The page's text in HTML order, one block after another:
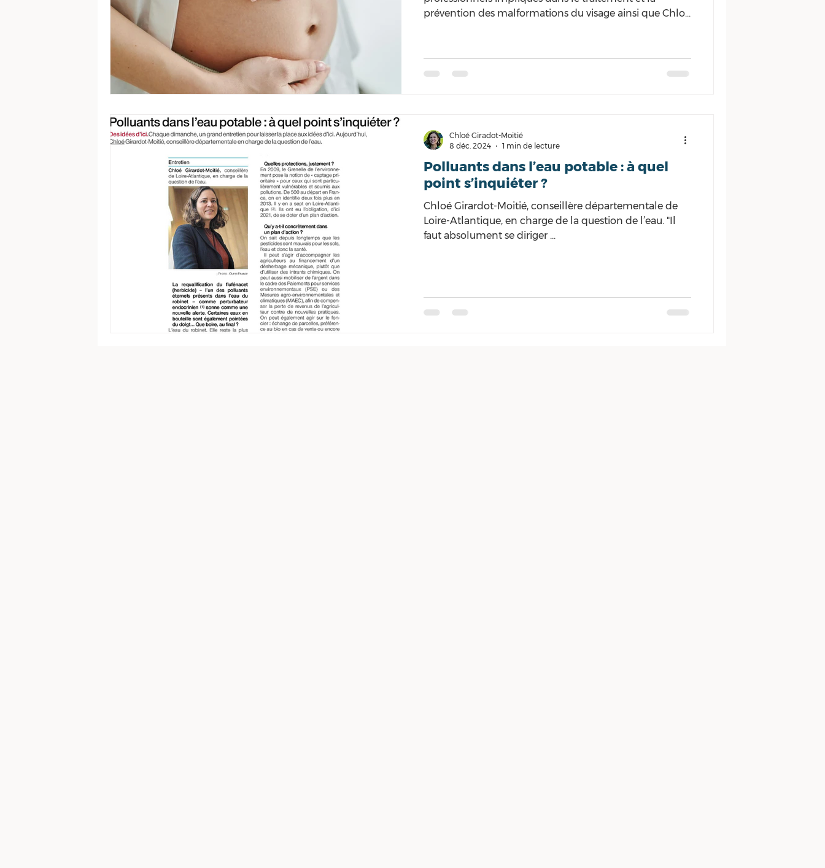
prévention des malformations du visage ainsi que Chloé
prévoit la réintroduction, en France, de certains
pesticides interdits.
Polluants dans l’eau potable : à quel
point s’inquiéter ?
Chloé Girardot-Moitié, conseillère départementale de
Loire-Atlantique, en charge de la question de l’eau. "Il
faut absolument se diriger ...
Chloé Giradot-Moitié
8 déc. 2024
1 min de lecture